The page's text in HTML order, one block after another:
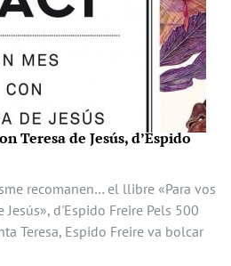
Teresa de Jesús, d’Espido
recomanen… el llibre «Para vos
Jesús», d'Espido Freire Pels 500
Teresa, Espido Freire va bolcar